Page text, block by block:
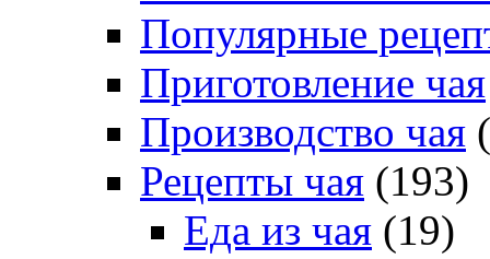
Популярные
Приготовление чая
Производство чая
Рецепты чая (193)
Еда из чая (19)